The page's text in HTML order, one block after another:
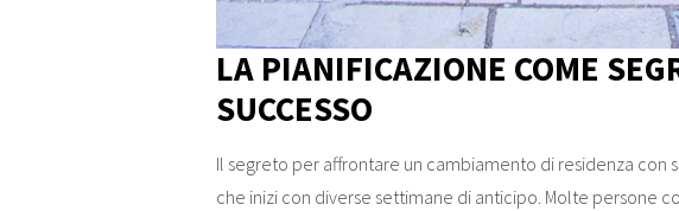
LA PIANIFICAZIONE COME
SUCCESSO
Il segreto per affrontare un cambiamento di residenza con
che inizi con diverse settimane di anticipo. Molte persone